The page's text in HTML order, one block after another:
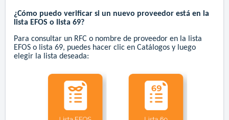
¿Cómo puedo verificar si un nuevo proveedor está en la
lista EFOS o lista 69?
Para consultar un RFC o nombre de proveedor en la lista
EFOS o lista 69, puedes hacer clic en Catálogos y luego
elegir la lista deseada: